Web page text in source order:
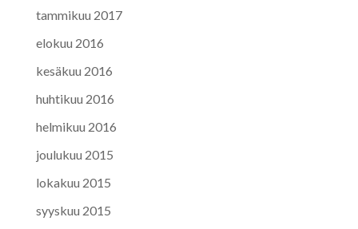
tammikuu 2017
elokuu 2016
kesäkuu 2016
huhtikuu 2016
helmikuu 2016
joulukuu 2015
lokakuu 2015
syyskuu 2015